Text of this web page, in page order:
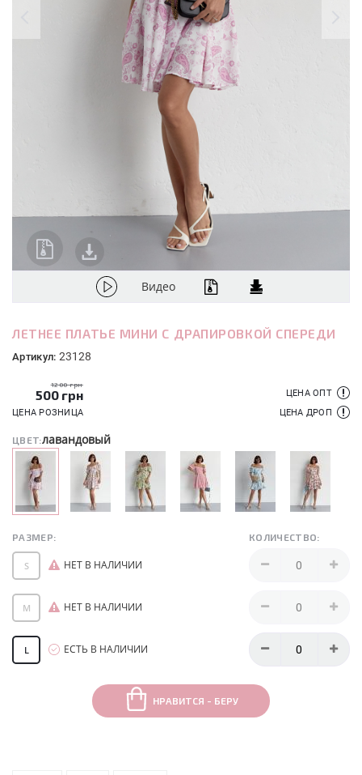
Видео
ЛЕТНЕЕ ПЛАТЬЕ МИНИ С ДРАПИРОВКОЙ СПЕРЕДИ
Артикул: 23128
1200 грн
500 грн
ЦЕНА РОЗНИЦА
ЦЕНА ОПТ
ЦЕНА ДРОП
ЦВЕТ:лавандовый
РАЗМЕР: КОЛИЧЕСТВО:
S НЕТ В НАЛИЧИИ
M НЕТ В НАЛИЧИИ
L ЕСТЬ В НАЛИЧИИ
НРАВИТСЯ - БЕРУ